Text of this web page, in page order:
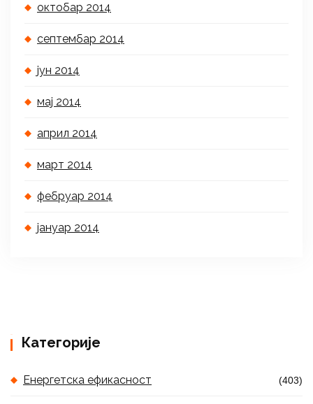
октобар 2014
септембар 2014
јун 2014
мај 2014
април 2014
март 2014
фебруар 2014
јануар 2014
Категорије
Енергетска ефикасност (403)